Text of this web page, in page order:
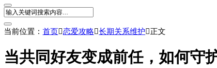
当前位置： 首页恋爱攻略长期关系维护正文
当共同好友变成前任，如何守